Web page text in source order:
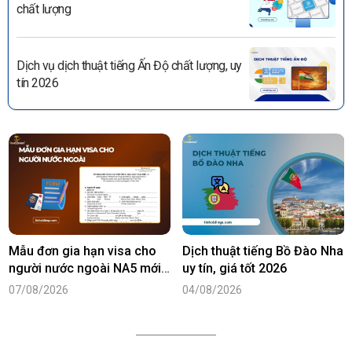
chất lượng
Dịch vụ dịch thuật tiếng Ấn Độ chất lượng, uy
tín 2026
Mẫu đơn gia hạn visa cho
người nước ngoài NA5 mới
nhất năm 2026
07/08/2026
Dịch thuật tiếng Bồ Đào Nha
uy tín, giá tốt 2026
04/08/2026